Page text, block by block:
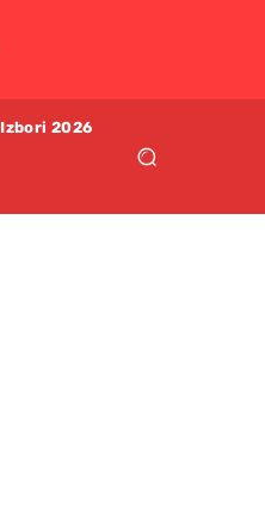
Izbori 2026